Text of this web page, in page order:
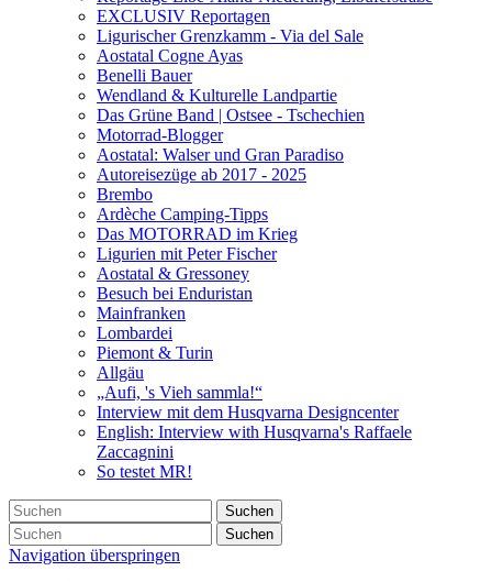
EXCLUSIV Reportagen
Ligurischer Grenzkamm - Via del Sale
Aostatal Cogne Ayas
Benelli Bauer
Wendland & Kulturelle Landpartie
Das Grüne Band | Ostsee - Tschechien
Motorrad-Blogger
Aostatal: Walser und Gran Paradiso
Autoreisezüge ab 2017 - 2025
Brembo
Ardèche Camping-Tipps
Das MOTORRAD im Krieg
Ligurien mit Peter Fischer
Aostatal & Gressoney
Besuch bei Enduristan
Mainfranken
Lombardei
Piemont & Turin
Allgäu
„Aufi, 's Vieh sammla!“
Interview mit dem Husqvarna Designcenter
English: Interview with Husqvarna's Raffaele
Zaccagnini
So testet MR!
Suchen
Suchen
Navigation überspringen